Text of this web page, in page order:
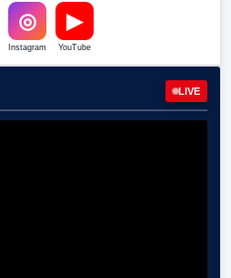
◎
Instagram
▶
YouTube
LIVE